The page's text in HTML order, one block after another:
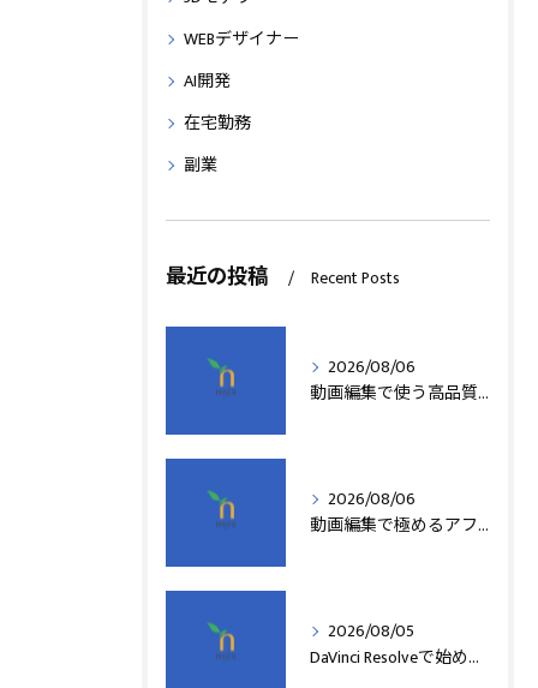
WEBデザイナー
AI開発
在宅勤務
副業
最近の投稿 Recent Posts
2026/08/06
動画編集で使う高品質アフターエフェクトテンプレート活用術
2026/08/06
動画編集で極めるアフターエフェクト基本技術
2026/08/05
DaVinci Resolveで始める動画編集基本術